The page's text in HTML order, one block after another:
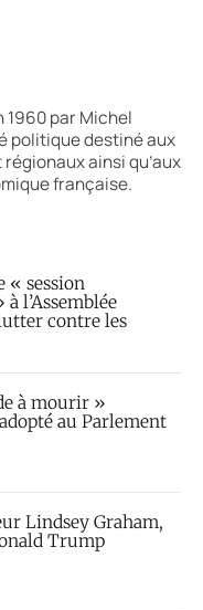
1960 par Michel
politique destiné aux
ainsi qu’aux
française.
« session
l’Assemblée
contre les
à mourir »
au Parlement
Lindsey Graham,
Trump